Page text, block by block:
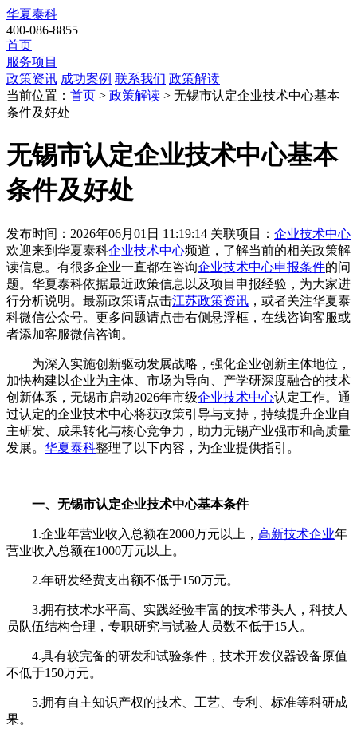
华夏泰科
400-086-8855
首页
服务项目
政策资讯 成功案例 联系我们 政策解读
当前位置： 首页 > 政策解读 > 无锡市认定企业技术中心基本
条件及好处
无锡市认定企业技术中心基本
条件及好处
发布时间：2026年06月01日 11:19:14 关联项目： 企业技术中心
欢迎来到华夏泰科企业技术中心频道，了解当前的相关政策解
读信息。有很多企业一直都在咨询企业技术中心申报条件的问
题。华夏泰科依据最近政策信息以及项目申报经验，为大家进
行分析说明。最新政策请点击江苏政策资讯 ，或者关注华夏泰
科微信公众号。更多问题请点击右侧悬浮框，在线咨询客服或
者添加客服微信咨询。
为深入实施创新驱动发展战略，强化企业创新主体地位，
加快构建以企业为主体、市场为导向、产学研深度融合的技术
创新体系，无锡市启动2026年市级企业技术中心认定工作。通
过认定的企业技术中心将获政策引导与支持，持续提升企业自
主研发、成果转化与核心竞争力，助力无锡产业强市和高质量
发展。 华夏泰科整理了以下内容，为企业提供指引。
一、无锡市认定企业技术中心基本条件
1.企业年营业收入总额在2000万元以上， 高新技术企业年
营业收入总额在1000万元以上。
2.年研发经费支出额不低于150万元。
3.拥有技术水平高、实践经验丰富的技术带头人，科技人
员队伍结构合理，专职研究与试验人员数不低于15人。
4.具有较完备的研发和试验条件，技术开发仪器设备原值
不低于150万元。
5.拥有自主知识产权的技术、工艺、专利、标准等科研成
果。